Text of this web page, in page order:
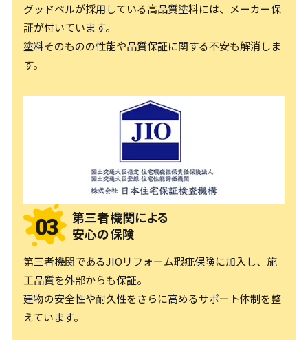
グッドベルが採用している高品質塗料には、メーカー保
証が付いています。
塗料そのものの性能や品質保証に関する不安も解消しま
す。
第三者機関による
安心の保険
第三者機関であるJIOリフォーム瑕疵保険に加入し、施
工品質を外部からも保証。
建物の安全性や耐久性をさらに高めるサポート体制を整
えています。